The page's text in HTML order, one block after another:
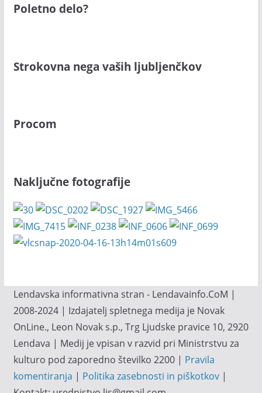
Poletno delo?
Strokovna nega vaših ljubljenčkov
Procom
Naključne fotografije
Lendavska informativna stran - Lendavainfo.CoM |
2008-2024 | Izdajatelj spletnega medija je Novak
OnLine., Leon Novak s.p., Trg Ljudske pravice 10, 2920
Lendava | Medij je vpisan v razvid pri Ministrstvu za
kulturo pod zaporedno številko 2200 | Pravila
komentiranja | Politika zasebnosti in piškotkov|